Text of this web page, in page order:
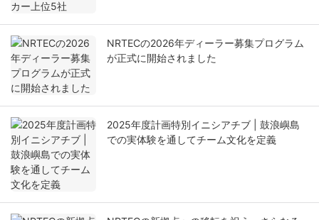
NRTECの2026年ディーラー募集プログラム
が正式に開始されました
2025年度計画特別イニシアチブ | 鼓浪嶼島
での実体験を通してチーム文化を定義